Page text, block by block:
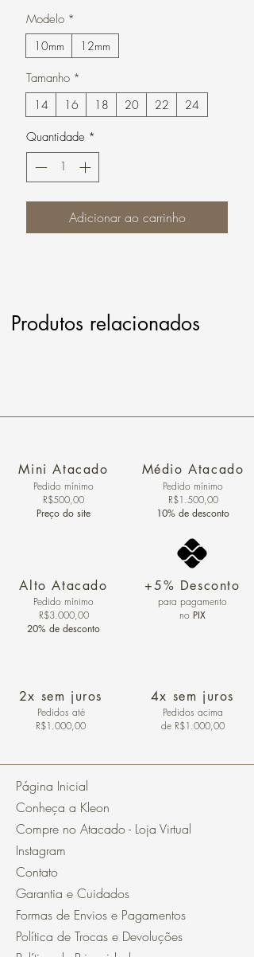
Modelo *
10mm 12mm
Tamanho *
14 16 18 20 22 24
Quantidade *
Adicionar ao carrinho
Produtos relacionados
Mini Atacado
Pedido ​mínimo
R$500,00
Preço do site
Alto Atacado
Pedido mínimo
R$3.000,00
20% de desconto
2x sem juros
Pedidos até
R$1.000,00
Médio Atacado
Pedido mínimo
R$1.500,00
10% de desconto
+5% Desconto
para pagamento
no PIX
4x sem juros
Pedidos acima
de R$1.000,00
Página Inicial
Conheça a Kleon
Compre no Atacado - Loja Virtual
Instagram
Contato
Garantia e Cuidados
Formas de Envios e Pagamentos
Política de Trocas e Devoluções